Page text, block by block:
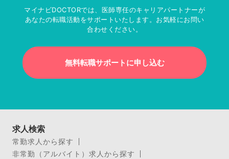
マイナビDOCTORでは、医師専任のキャリアパートナーが
あなたの転職活動をサポートいたします。お気軽にお問い
合わせください。
無料転職サポートに申し込む
求人検索
常勤求人から探す
非常勤（アルバイト）求人から探す